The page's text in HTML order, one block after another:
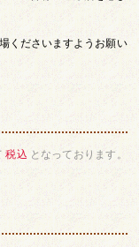
くださいますようお願い
税込 となっております。